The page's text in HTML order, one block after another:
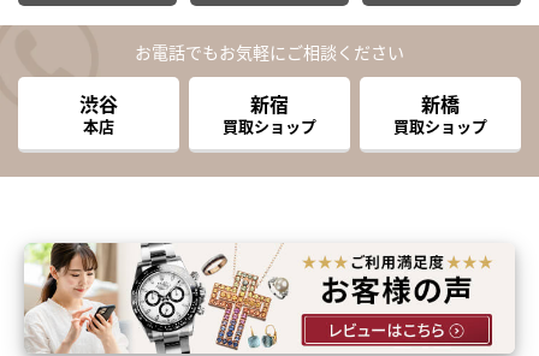
お電話でもお気軽にご相談ください
渋谷
本店
新宿
買取ショップ
新橋
買取ショップ